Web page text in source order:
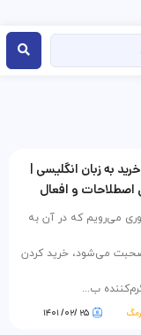
به زبان انگلیسی |
اصطلاحات و افعال
می‌رویم که در آن به
می‌شود، خرید کردن
ب...
۲۵ /۰۲/ ۱۴۰۱